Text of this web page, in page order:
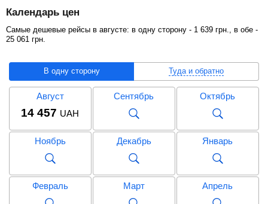
Календарь цен
Самые дешевые рейсы в августе: в одну сторону - 1 639 грн ., в обе -
25 061 грн
В одну сторону Туда и обратно
Август
14 457 UAH
Сентябрь Октябрь
Ноябрь Декабрь Январь
Февраль Март Апрель